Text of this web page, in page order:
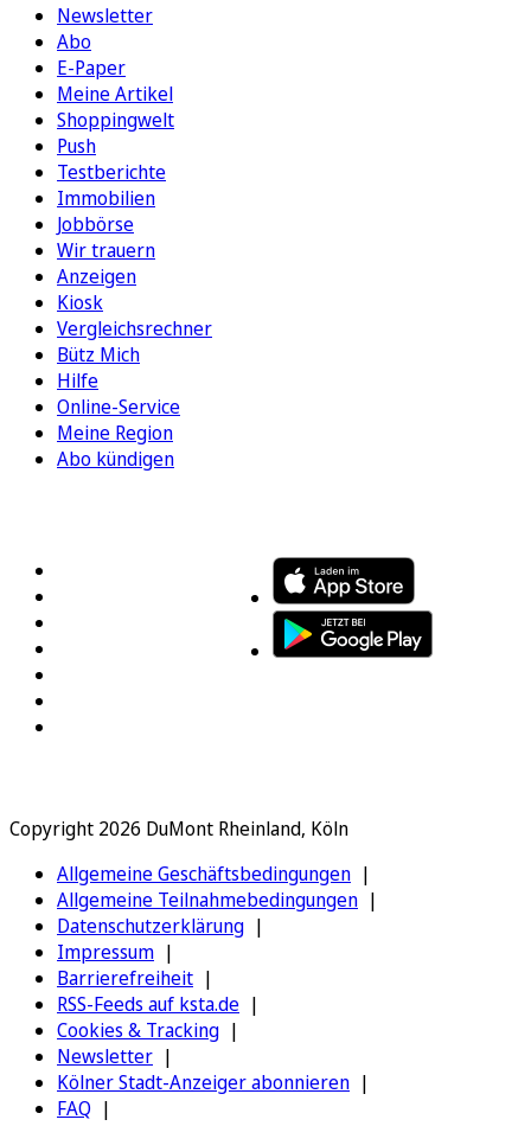
Newsletter
Abo
E-Paper
Meine Artikel
Shoppingwelt
Push
Testberichte
Immobilien
Jobbörse
Wir trauern
Anzeigen
Kiosk
Vergleichsrechner
Bütz Mich
Hilfe
Online-Service
Meine Region
Abo kündigen
Copyright 2026 DuMont Rheinland, Köln
Allgemeine Geschäftsbedingungen
Allgemeine Teilnahmebedingungen
Datenschutzerklärung
Impressum
Barrierefreiheit
RSS-Feeds auf ksta.de
Cookies & Tracking
Newsletter
Kölner Stadt-Anzeiger abonnieren
FAQ